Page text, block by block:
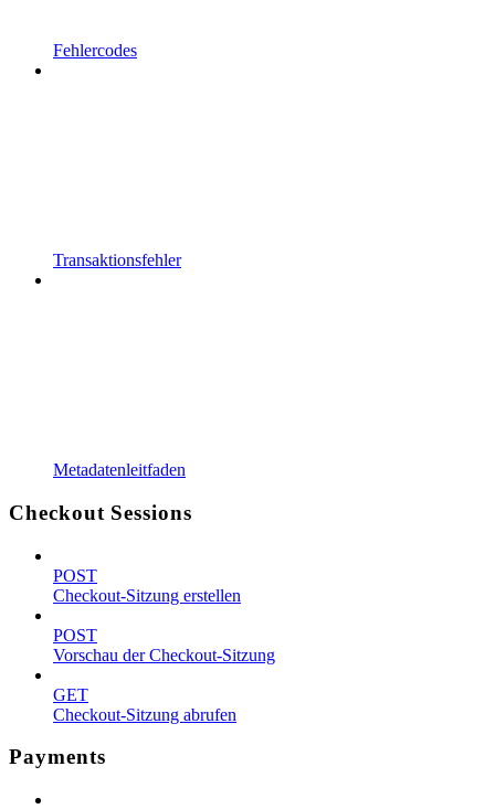
Fehlercodes
Transaktionsfehler
Metadatenleitfaden
Checkout Sessions
POST
Checkout-Sitzung erstellen
POST
Vorschau der Checkout-Sitzung
GET
Checkout-Sitzung abrufen
Payments